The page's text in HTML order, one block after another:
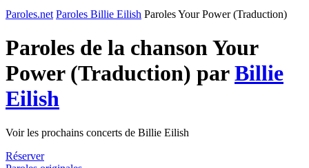
Paroles.net Paroles Billie Eilish Paroles Your Power (Traduction)
Paroles de la chanson Your
Power (Traduction) parBillie
Eilish
Voir les prochains concerts de Billie Eilish
Réserver